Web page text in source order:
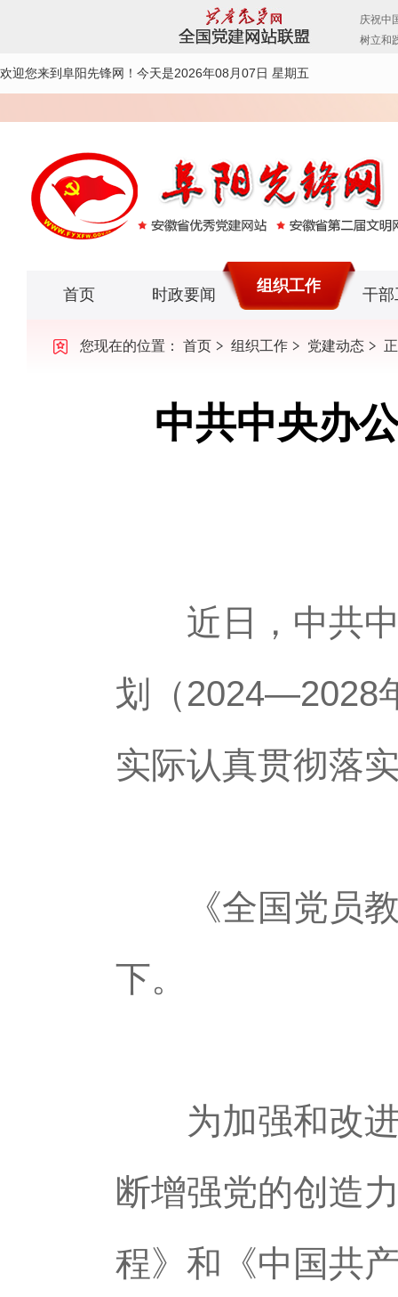
欢迎您来到阜阳先锋网！ 今天是2026年08月07日 星期五
首页 时政要闻 组织工作 干部
您现在的位置： 首页 组织工作 党建动态
中共中央办
近日，中共中
划（2024—2028
实际认真贯彻落
《全国党员教
下。
为加强和改进
断增强党的创造
程》和《中国共